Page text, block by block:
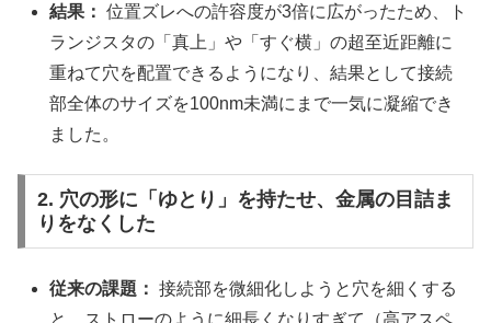
結果： 位置ズレへの許容度が3倍に広がったため、ト
ランジスタの「真上」や「すぐ横」の超至近距離に
重ねて穴を配置できるようになり、結果として接続
部全体のサイズを100nm未満にまで一気に凝縮でき
ました。
2. 穴の形に「ゆとり」を持たせ、金属の目詰ま
りをなくした
従来の課題： 接続部を微細化しようと穴を細くする
と、ストローのように細長くなりすぎて（高アスペ